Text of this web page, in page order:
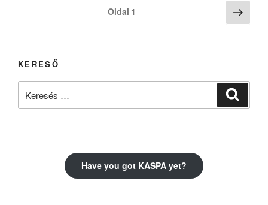
Oldal 1
oldal
KERESŐ
Have you got KASPA yet?